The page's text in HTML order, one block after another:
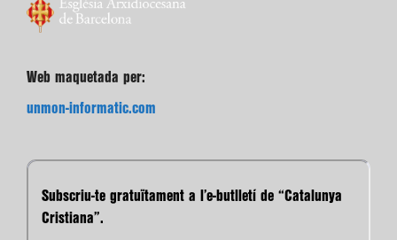
Web maquetada per:
unmon-informatic.com
Subscriu-te gratuïtament a l’e-butlletí de “Catalunya
Cristiana”.